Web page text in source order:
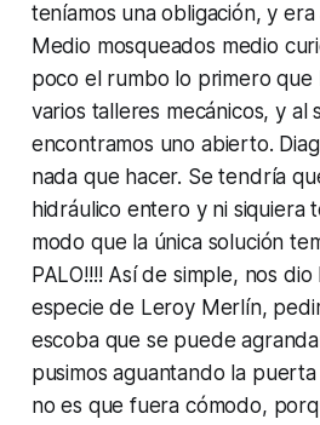
teníamos una obligación, y
Medio mosqueados medio
poco el rumbo lo primero que
varios talleres mecánicos, y al
encontramos uno abierto.
nada que hacer. Se tendría
hidráulico entero y ni siquiera
modo que la única solución
PALO!!!! Así de simple, nos
especie de Leroy Merlín,
escoba que se puede
pusimos aguantando la
no es que fuera cómodo,